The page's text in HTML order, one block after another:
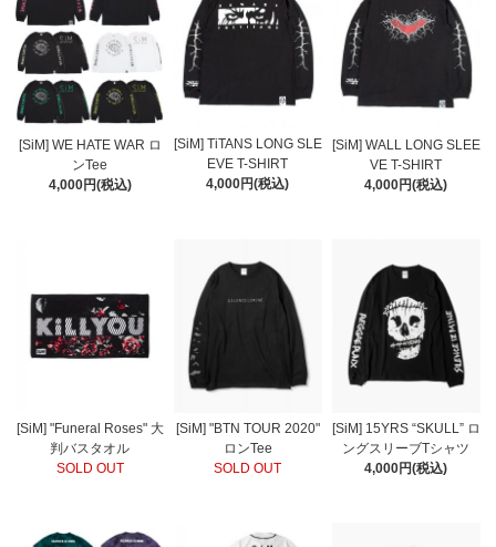
[SiM] WE HATE WAR ロ
ンTee
4,000円(税込)
[SiM] TiTANS LONG SLE
EVE T-SHIRT
4,000円(税込)
[SiM] WALL LONG SLEE
VE T-SHIRT
4,000円(税込)
[SiM] "Funeral Roses" 大
判バスタオル
SOLD OUT
[SiM] "BTN TOUR 2020"
ロンTee
SOLD OUT
[SiM] 15YRS “SKULL” ロ
ングスリーブTシャツ
4,000円(税込)